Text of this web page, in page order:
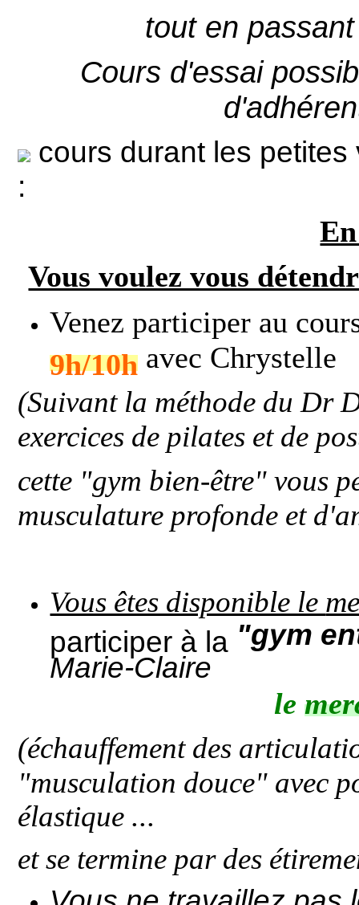
tout en
Cours d'essai
cours durant les
:
Vous voulez vous
Venez participer au
9h/10h avec Chrystelle
(Suivant la méthode du Dr
exercices de pilates et de
cette "gym bien-être" vous
musculature profonde et
Vous êtes disponible le
participer à la "gym
Marie-Claire
le
(échauffement des
"musculation douce" avec
élastique ...
et se termine par des